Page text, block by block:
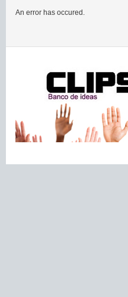
An error has occured.